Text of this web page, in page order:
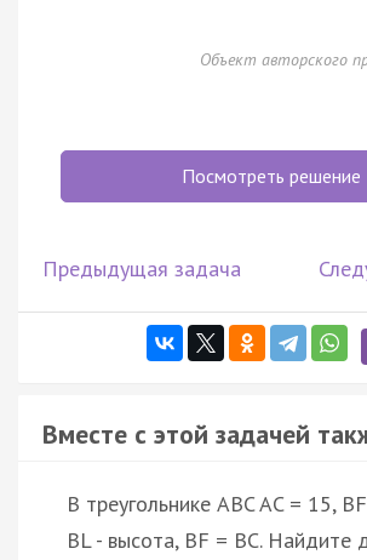
Объект авторского
Посмотреть решение
Предыдущая задача
Вместе с этой задачей
В треугольнике ABC AC = 15,
BL - высота, BF = BC. Найдите